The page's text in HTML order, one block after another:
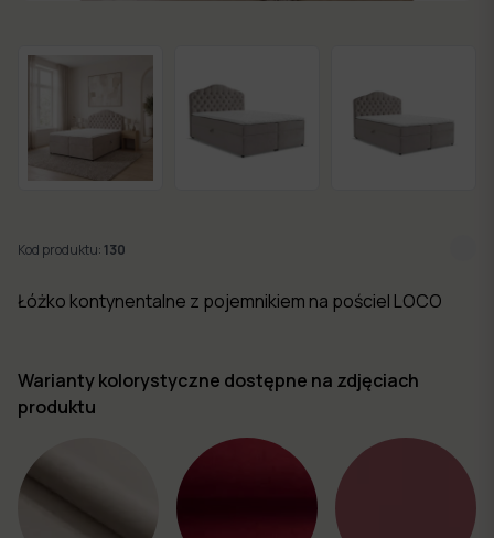
dni
Kolekcje
mebli
Kod produktu:130
Łóżko kontynentalne z pojemnikiem na pościel LOCO
Warianty kolorystyczne dostępne na zdjęciach
produktu